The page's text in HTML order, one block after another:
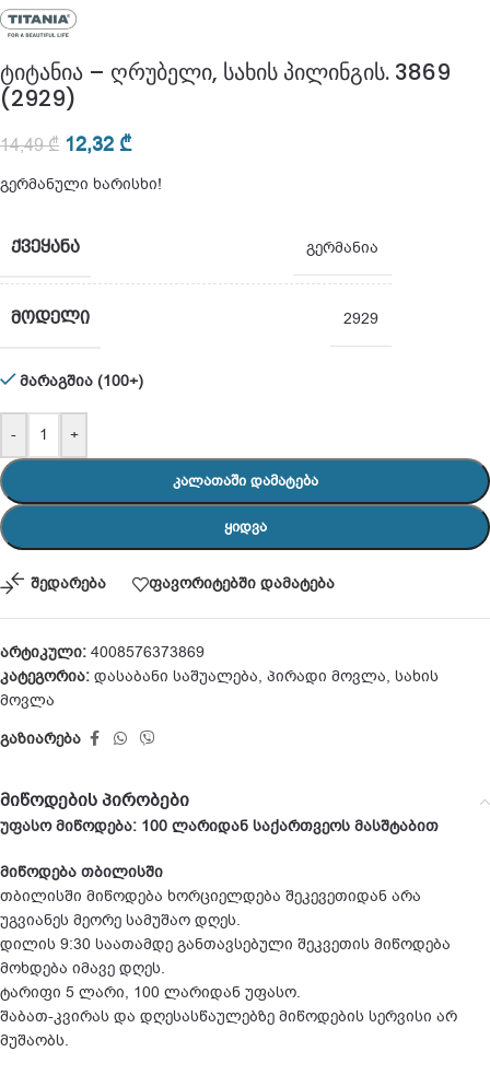
ტიტანია – ღრუბელი, სახის პილინგის. 3869
(2929)
14,49₾ 12,32 ₾
გერმანული ხარისხი!
ᲥᲕᲔᲧᲐᲜᲐ გერმანია
ᲛᲝᲓᲔᲚᲘ 2929
მარაგშია (100+)
- +
ᲙᲐᲚᲐᲗᲐᲨᲘ ᲓᲐᲛᲐᲢᲔᲑᲐ
ᲧᲘᲓᲕᲐ
შედარება ფავორიტებში დამატება
არტიკული: 4008576373869
კატეგორია: დასაბანი საშუალება, პირადი მოვლა, სახის
მოვლა
გაზიარება
მიწოდების პირობები
უფასო მიწოდება: 100 ლარიდან საქართვეოს მასშტაბით
მიწოდება თბილისში
თბილისში მიწოდება ხორციელდება შეკევეთიდან არა
უგვიანეს მეორე სამუშაო დღეს.
დილის 9:30 საათამდე განთავსებული შეკვეთის მიწოდება
მოხდება იმავე დღეს.
ტარიფი 5 ლარი, 100 ლარიდან უფასო.
შაბათ-კვირას და დღესასწაულებზე მიწოდების სერვისი არ
მუშაობს.